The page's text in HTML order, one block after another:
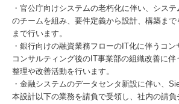
・官公庁向けシステムの老朽化に伴い、シス
のチームを組み、要件定義から設計、構築ま
まで行います。
・銀行向けの融資業務フローのIT化に伴うコン
コンサルティング後のIT事業部の組織改善に
整理や改善活動を行います。
・金融システムのデータセンタ新設に伴い、
本設計以下の業務を請負で受領し、社内の請